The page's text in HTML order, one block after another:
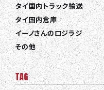
タイ国内トラック輸送
タイ国内倉庫
イーノさんのロジラジ
その他
TAG